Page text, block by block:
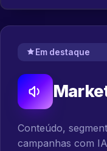
Em destaque
Conteúdo,
campanhas com